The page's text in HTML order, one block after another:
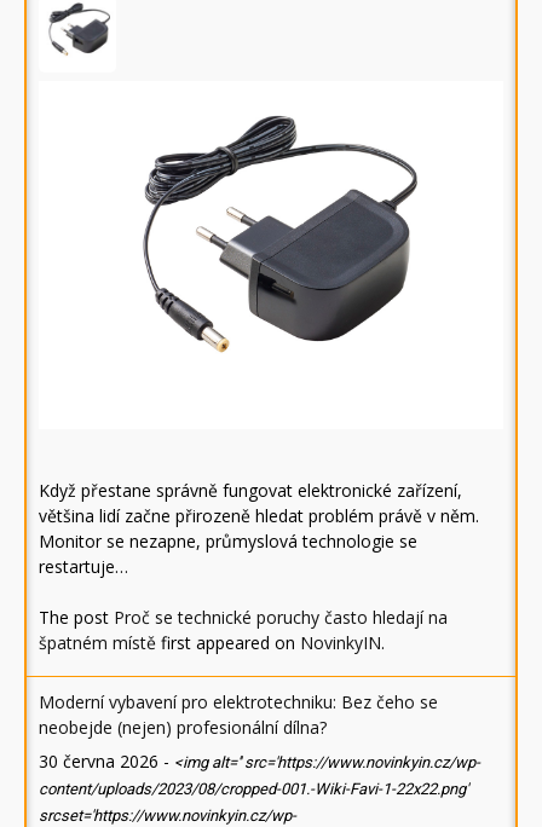
Když přestane správně fungovat elektronické zařízení,
většina lidí začne přirozeně hledat problém právě v něm.
Monitor se nezapne, průmyslová technologie se
restartuje…
The post Proč se technické poruchy často hledají na
špatném místě first appeared on NovinkyIN.
Moderní vybavení pro elektrotechniku: Bez čeho se
neobejde (nejen) profesionální dílna?
30 června 2026 - <img alt='' src='https://www.novinkyin.cz/wp-
content/uploads/2023/08/cropped-001.-Wiki-Favi-1-22x22.png'
srcset='https://www.novinkyin.cz/wp-